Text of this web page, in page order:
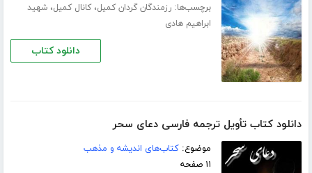
برچسب‌ها:رزمندگان گردان کمیل،کانال کمیل،شهید
ابراهیم هادی
دانلود کتاب
دانلود کتاب تأویل ترجمه فارسی دعای سحر
موضوع:کتاب‌های اندیشه و مذهب
۱۱ صفحه